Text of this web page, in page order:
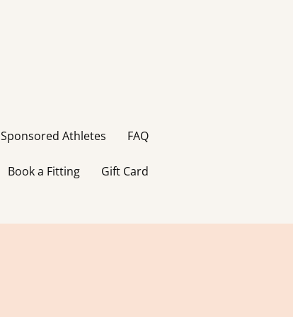
Sponsored Athletes FAQ
Book a Fitting Gift Card